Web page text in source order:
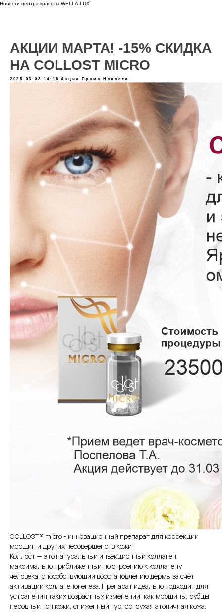
Новости центра красоты WELLA-LUX
АКЦИИ МАРТА! -15% СКИДКА
НА COLLOST MICRO
2025-03-03 14:16 Акции Промо Новости
COLLOST® micro - инновационный препарат для коррекции
морщин и других несовершенств кожи!
Коллост — это натуральный инъекционный коллаген,
максимально приближенный по строению к коллагену
человека, способствующий восстановлению дермы за счет
активации коллагеногенеза. Препарат идеально подходит для
устранения таких возрастных изменений, как морщины, рубцы,
неровный тон кожи, сниженный тургор, сухая атоничная кожа.